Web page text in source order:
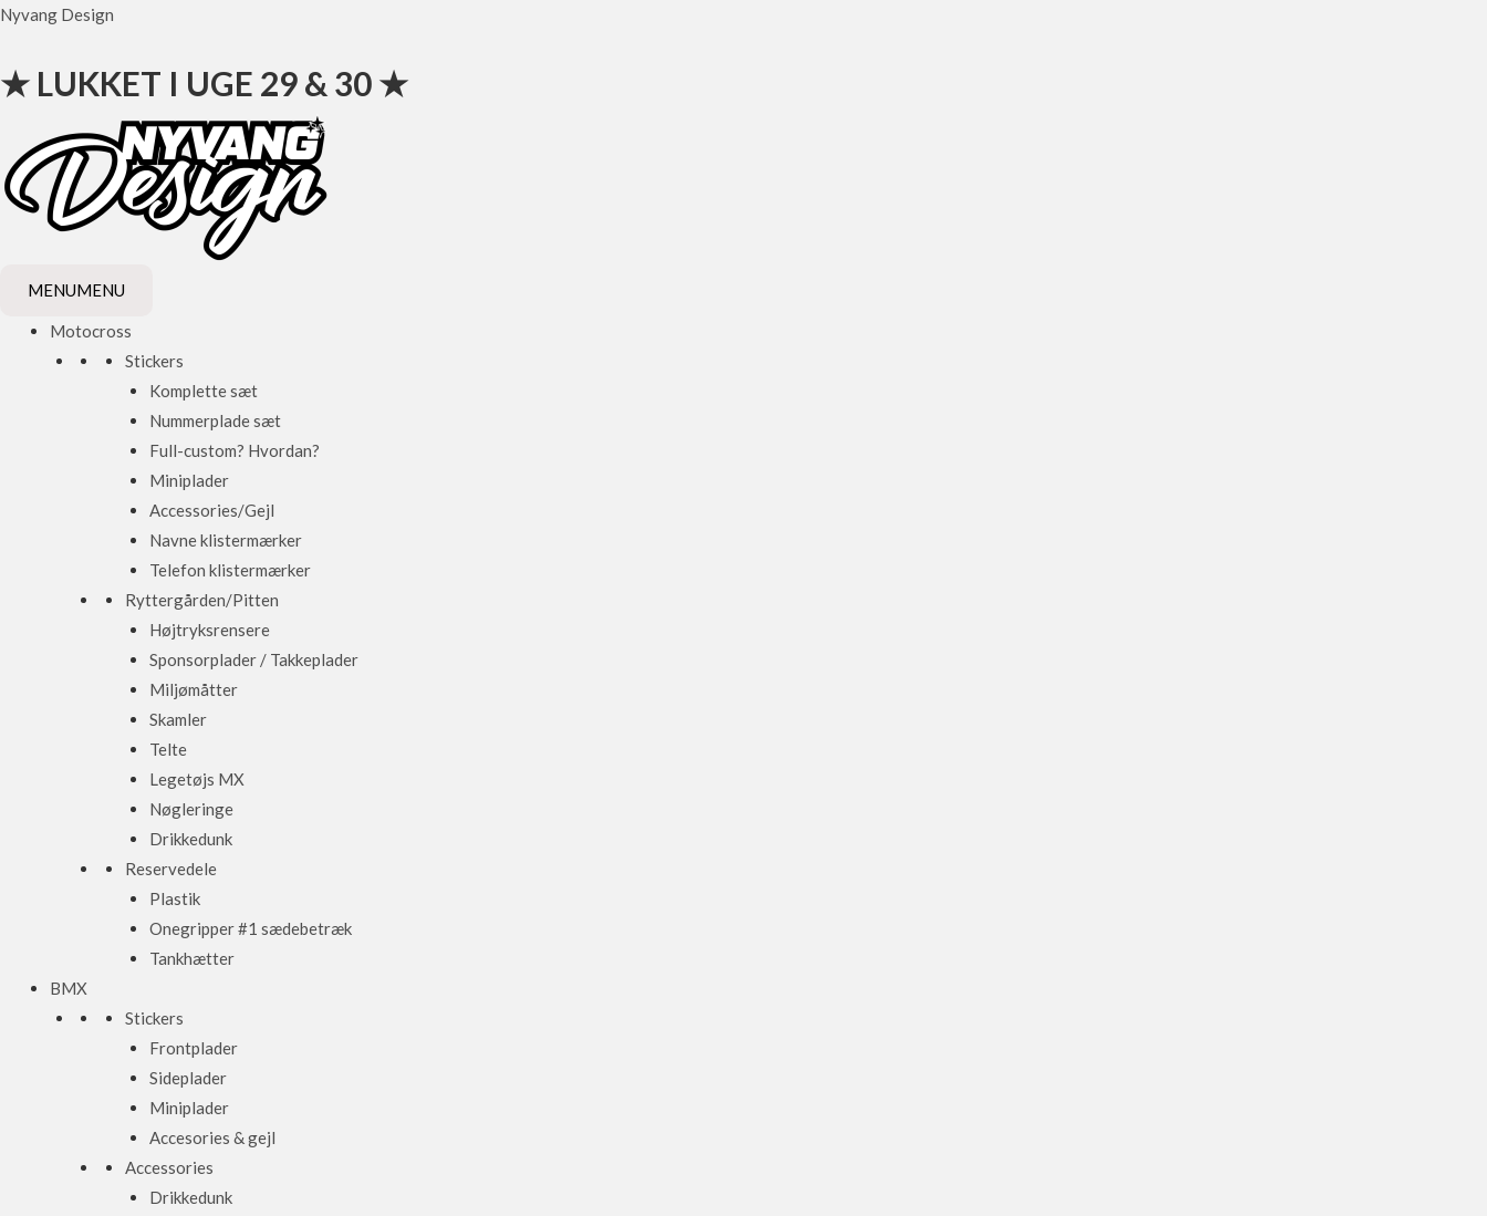
Gå
indholdet
Nyvang Design
★ LUKKET I UGE 29 & 30 ★
MENUMENU
Motocross
Stickers
Komplette sæt
Nummerplade sæt
Full-custom? Hvordan?
Miniplader
Accessories/Gejl
Navne klistermærker
Telefon klistermærker
Ryttergården/Pitten
Højtryksrensere
Sponsorplader / Takkeplader
Miljømåtter
Skamler
Telte
Legetøjs MX
Nøgleringe
Drikkedunk
Reservedele
Plastik
Onegripper #1 sædebetræk
Tankhætter
BMX
Stickers
Frontplader
Sideplader
Miniplader
Accesories & gejl
Accessories
Drikkedunk